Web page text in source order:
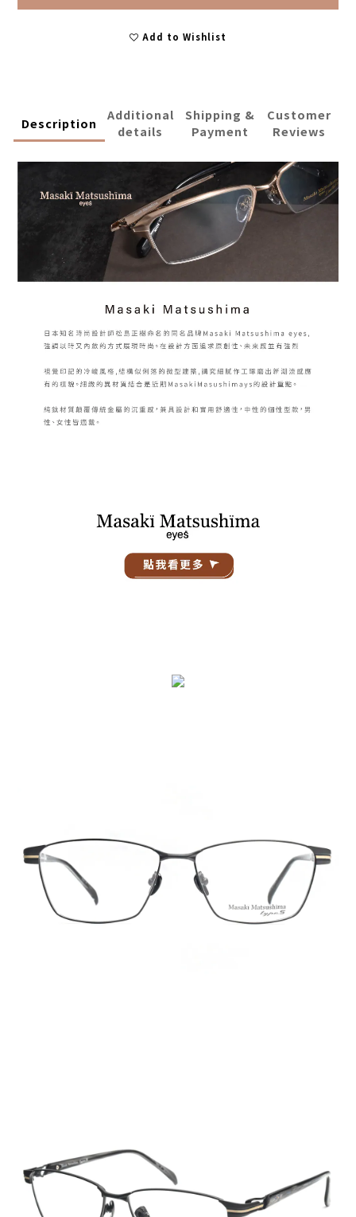
Add to Wishlist
Description
Additional
details
Shipping &
Payment
Customer
Reviews